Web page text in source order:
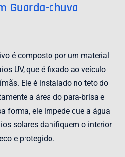
Guarda-chuva
é composto por um material
UV, que é fixado ao veículo
Ele é instalado no teto do
a área do para-brisa e
forma, ele impede que a água
solares danifiquem o interior
e protegido.